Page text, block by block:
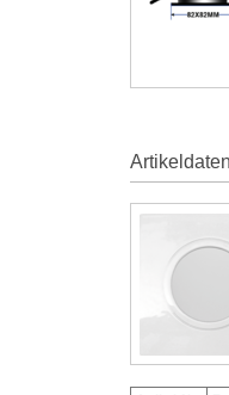
Artikeldaten